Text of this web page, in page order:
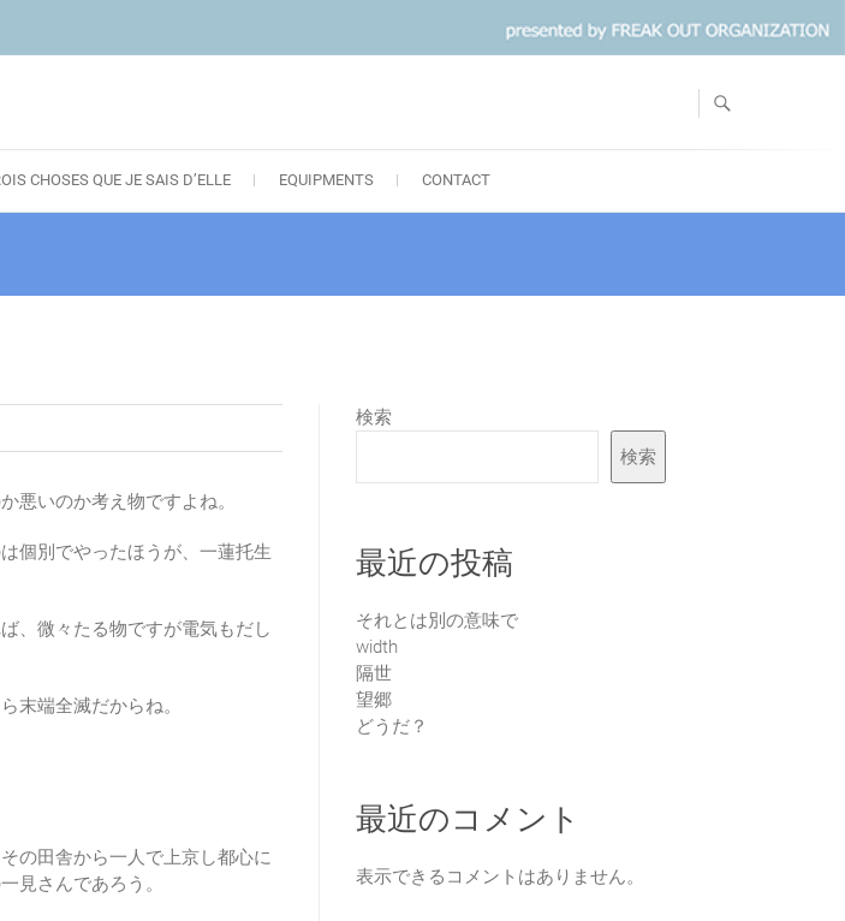
CHOSES QUE JE SAIS D’ELLE EQUIPMENTS CONTACT
悪いのか考え物ですよね。
個別でやったほうが、一蓮托生
、微々たる物ですが電気もだし
末端全滅だからね。
の田舎から一人で上京し都心に
見さんであろう。
検索
検索
最近の投稿
それとは別の意味で
width
隔世
望郷
どうだ？
最近のコメント
表示できるコメントはありません。